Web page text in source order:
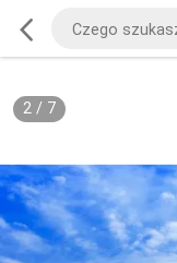
2/ 7